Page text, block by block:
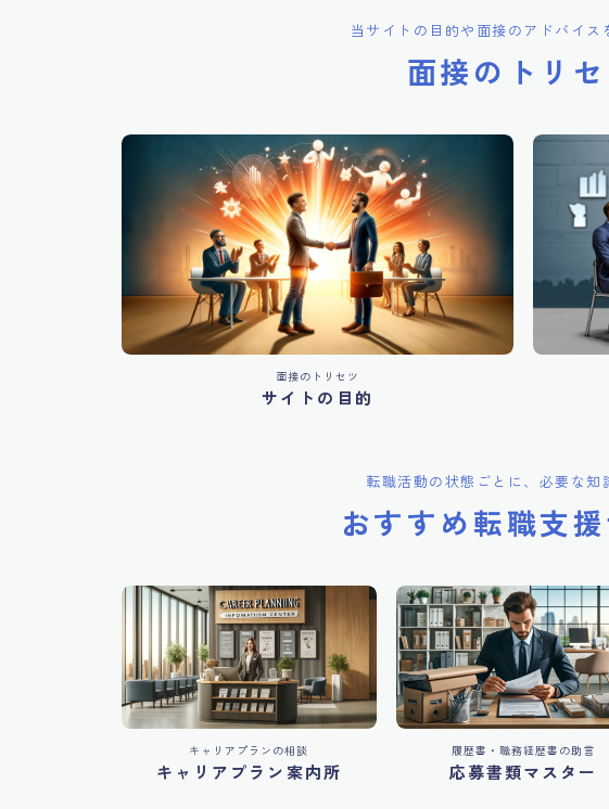
当サイトの目的や面接のアドバイス
面接のトリセ
面接のトリセツ
サイトの目的
転職活動の状態ごとに、必要な知
おすすめ転職支
キャリアプランの相談
キャリアプラン案内所
履歴書・職務経歴書の助言
応募書類マスター